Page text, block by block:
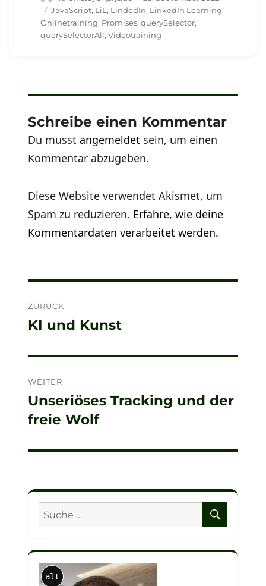
am
Schlagwörter
JavaScript, LiL, LindedIn, LinkedIn Learning,
Onlinetraining, Promises,querySelector,
querySelectorAll,Videotraining
Schreibe einen Kommentar
Du musstangemeldet sein, um einen
Kommentar abzugeben.
Diese Website verwendet Akismet, um
Spam zu reduzieren. Erfahre, wie deine
Kommentardaten verarbeitet werden.
ZURÜCK
Vorheriger
KI und Kunst
WEITER
Nächster
Beitrag:
Unseriöses Tracking und der
freie Wolf
Suche
nach:
alt